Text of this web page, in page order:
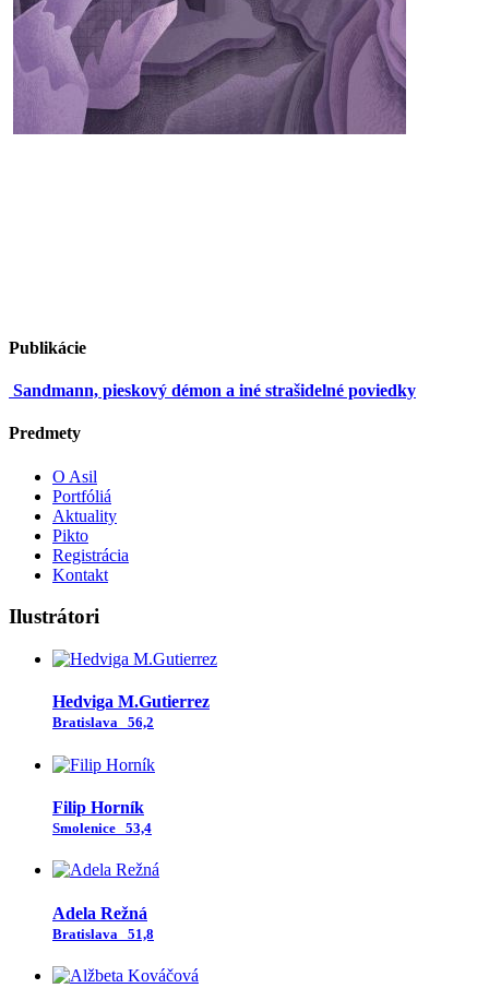
Publikácie
Sandmann, pieskový démon a iné strašidelné poviedky
Predmety
O Asil
Portfóliá
Aktuality
Pikto
Registrácia
Kontakt
Ilustrátori
Hedviga M.Gutierrez
Bratislava 56,2
Filip Horník
Smolenice 53,4
Adela Režná
Bratislava 51,8